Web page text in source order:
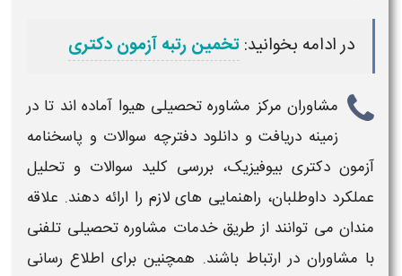
در ادامه بخوانید:تخمین رتبه آزمون دکتری
مشاوران مرکز مشاوره تحصیلی هیوا آماده اند تا در
زمینه دریافت و دانلود دفترچه سوالات و پاسخنامه
آزمون دکتری بیوفیزیک، بررسی کلید سوالات و تحلیل
عملکرد داوطلبان، راهنمایی‌ های لازم را ارائه دهند. علاقه
مندان می توانند از طریقخدمات مشاوره تحصیلی تلفنی
با مشاوران در ارتباط باشند. همچنین برای اطلاع رسانی